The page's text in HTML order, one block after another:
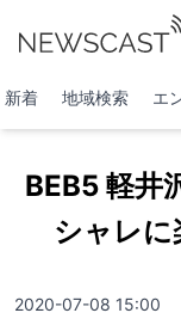
新着 地域検索 エ
BEB5 軽井
シャレ
2020-07-08 15:00